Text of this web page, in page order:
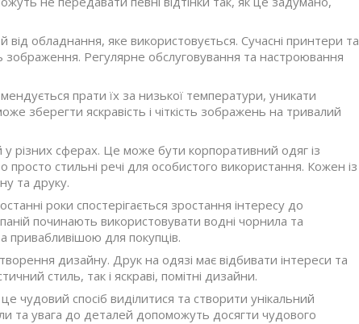
обладнання, яке використовується. Сучасні принтери та
зображення. Регулярне обслуговування та настроювання
прати їх за низької температури, уникати
зберегти яскравість і чіткість зображень на тривалий
різних сферах. Це може бути корпоративний одяг із
стильні речі для особистого використання. Кожен із
та друку.
роки спостерігається зростання інтересу до
починають використовувати водні чорнила та
привабливішою для покупців.
дизайну. Друк на одязі має відбивати інтереси та
стиль, так і яскраві, помітні дизайни.
чудовий спосіб виділитися та створити унікальний
та увага до деталей допоможуть досягти чудового